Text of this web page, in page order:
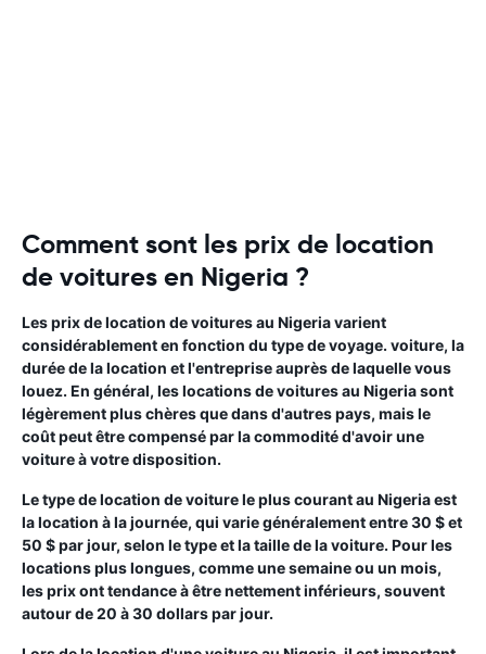
Comment sont les prix de location
de voitures en Nigeria ?
Les prix de location de voitures au Nigeria varient
considérablement en fonction du type de voyage. voiture, la
durée de la location et l'entreprise auprès de laquelle vous
louez. En général, les locations de voitures au Nigeria sont
légèrement plus chères que dans d'autres pays, mais le
coût peut être compensé par la commodité d'avoir une
voiture à votre disposition.
Le type de location de voiture le plus courant au Nigeria est
la location à la journée, qui varie généralement entre 30 $ et
50 $ par jour, selon le type et la taille de la voiture. Pour les
locations plus longues, comme une semaine ou un mois,
les prix ont tendance à être nettement inférieurs, souvent
autour de 20 à 30 dollars par jour.